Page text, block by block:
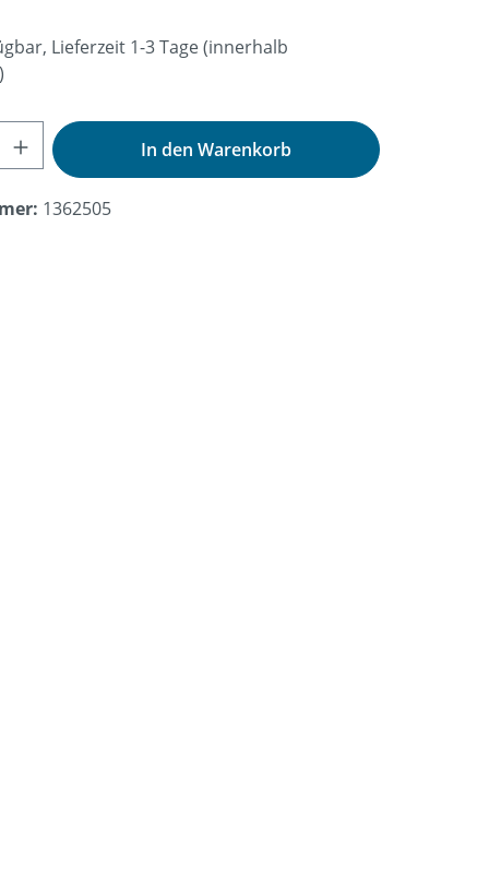
Lieferzeit 1-3 Tage (innerhalb
Gib den gewünschten Wert ein
In den Warenkorb
1362505